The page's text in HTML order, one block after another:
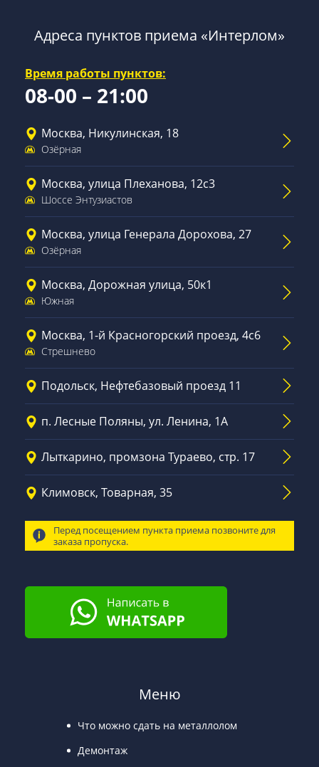
Адреса пунктов приема «Интерлом»
Время работы пунктов:
08-00 – 21:00
Москва, Никулинская, 18
Озёрная
Москва, улица Плеханова, 12с3
Шоссе Энтузиастов
Москва, улица Генерала Дорохова, 27
Озёрная
Москва, Дорожная улица, 50к1
Южная
Москва, 1-й Красногорский проезд, 4с6
Стрешнево
Подольск, Нефтебазовый проезд 11
п. Лесные Поляны, ул. Ленина, 1А
Лыткарино, промзона Тураево, стр. 17
Климовск, Товарная, 35
Перед посещением пункта приема позвоните для
заказа пропуска.
Меню
Что можно сдать на металлолом
Демонтаж